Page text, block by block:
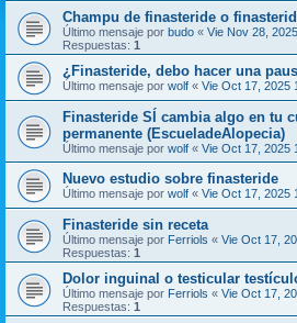
Champu de finasteride o
Último mensaje por budo « Vie Nov 28,
Respuestas: 1
¿Finasteride, debo hacer una
Último mensaje por wolf « Vie Oct 17, 2025
Finasteride SÍ cambia algo en tu
permanente (EscueladeAlopecia)
Último mensaje por wolf « Vie Oct 17, 2025
Nuevo estudio sobre finasteride
Último mensaje por wolf « Vie Oct 17, 2025
Finasteride sin receta
Último mensaje por Ferriols « Vie Oct 17,
Respuestas: 1
Dolor inguinal o testicular
Último mensaje por Ferriols « Vie Oct 17,
Respuestas: 1